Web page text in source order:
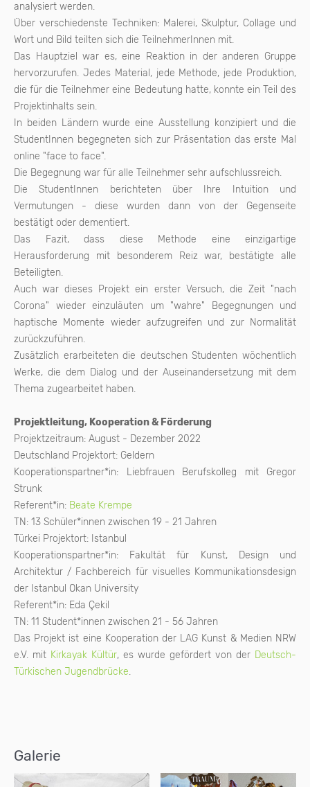
analysiert werden.
Über verschiedenste Techniken: Malerei, Skulptur, Collage und
Wort und Bild teilten sich die TeilnehmerInnen mit.
Das Hauptziel war es, eine Reaktion in der anderen Gruppe
hervorzurufen. Jedes Material, jede Methode, jede Produktion,
die für die Teilnehmer eine Bedeutung hatte, konnte ein Teil des
Projektinhalts sein.
In beiden Ländern wurde eine Ausstellung konzipiert und die
StudentInnen begegneten sich zur Präsentation das erste Mal
online "face to face".
Die Begegnung war für alle Teilnehmer sehr aufschlussreich.
Die StudentInnen berichteten über Ihre Intuition und
Vermutungen - diese wurden dann von der Gegenseite
bestätigt oder dementiert.
Das Fazit, dass diese Methode eine einzigartige
Herausforderung mit besonderem Reiz war, bestätigte alle
Beteiligten.
Auch war dieses Projekt ein erster Versuch, die Zeit "nach
Corona" wieder einzuläuten um "wahre" Begegnungen und
haptische Momente wieder aufzugreifen und zur Normalität
zurückzuführen.
Zusätzlich erarbeiteten die deutschen Studenten wöchentlich
Werke, die dem Dialog und der Auseinandersetzung mit dem
Thema zugearbeitet haben.
Projektleitung, Kooperation & Förderung
Projektzeitraum: August - Dezember 2022
Deutschland Projektort: Geldern
Kooperationspartner*in: Liebfrauen Berufskolleg mit Gregor
Strunk
Referent*in: Beate Krempe
TN: 13 Schüler*innen zwischen 19 - 21 Jahren
Türkei Projektort: Istanbul
Kooperationspartner*in: Fakultät für Kunst, Design und
Architektur / Fachbereich für visuelles Kommunikationsdesign
der Istanbul Okan University
Referent*in: Eda Çekil
TN: 11 Student*innen zwischen 21 - 56 Jahren
Das Projekt ist eine Kooperation der LAG Kunst & Medien NRW
e.V. mit Kirkayak Kültür, es wurde gefördert von der Deutsch-
Türkischen Jugendbrücke.
Galerie